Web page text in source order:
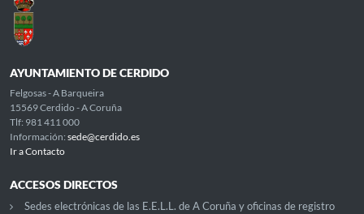
AYUNTAMIENTO DE CERDIDO
Felgosas - A Barqueira
15569 Cerdido - A Coruña
Tlf: 981 411 000
Información: sede@cerdido.es
Ir a Contacto
ACCESOS DIRECTOS
Sedes electrónicas de las E.E.L.L. de A Coruña y oficinas de registro